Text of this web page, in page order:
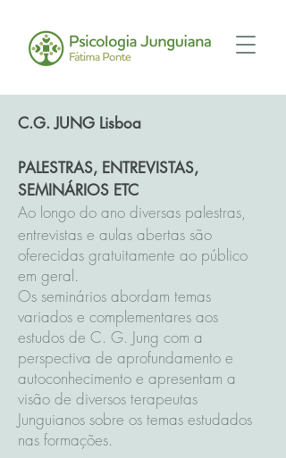
C.G. JUNG Lisboa
PALESTRAS, ENTREVISTAS,
SEMINÁRIOS ETC
Ao longo do ano diversas palestras,
entrevistas e aulas abertas são
oferecidas gratuitamente ao público
em geral.
Os seminários abordam temas
variados e complementares aos
estudos de C. G. Jung com a
perspectiva de aprofundamento e
autoconhecimento e apresentam a
visão de diversos terapeutas
Junguianos sobre os temas estudados
nas formações.